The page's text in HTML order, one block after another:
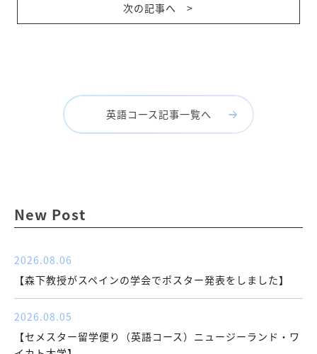
次の記事へ >
英語コース記事一覧へ
New Post
2026.08.06
【森下教授がスペインの学会でポスター発表をしました】
2026.08.05
【セメスター留学便り（英語コース）ニュージーランド・ワ